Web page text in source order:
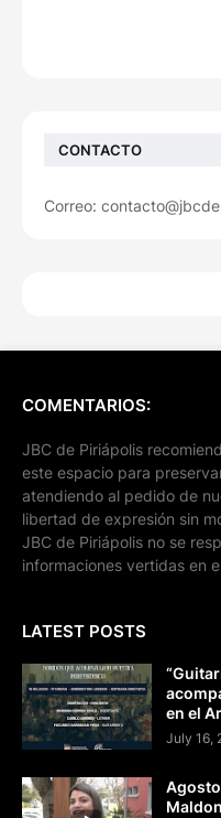
CONTACTO
Correo:
COMENTARIOS:
JBC de Piriápolis
este espacio para
atendiendo al pedido de
libertad de expresión sin
JBC de Piriápolis no se
informaciones vertidas en
LATEST POSTS
en el
July 16,